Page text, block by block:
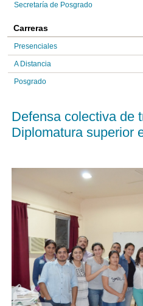
Secretaría de Posgrado
Carreras
Presenciales
A Distancia
Posgrado
Defensa colectiva de
Diplomatura superior